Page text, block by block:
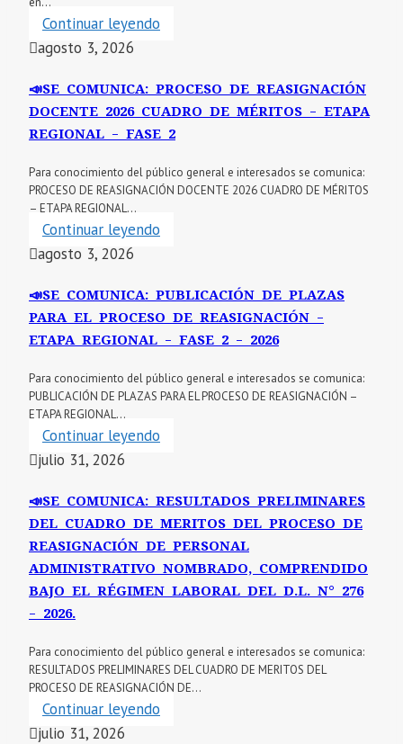
Continuar leyendo
agosto 3, 2026
📣SE COMUNICA: PROCESO DE REASIGNACIÓN
DOCENTE 2026 CUADRO DE MÉRITOS – ETAPA
REGIONAL – FASE 2
Para conocimiento del público general e interesados se comunica:
PROCESO DE REASIGNACIÓN DOCENTE 2026 CUADRO DE MÉRITOS
– ETAPA REGIONAL...
Continuar leyendo
agosto 3, 2026
📣SE COMUNICA: PUBLICACIÓN DE PLAZAS
PARA EL PROCESO DE REASIGNACIÓN –
ETAPA REGIONAL – FASE 2 – 2026
Para conocimiento del público general e interesados se comunica:
PUBLICACIÓN DE PLAZAS PARA EL PROCESO DE REASIGNACIÓN –
ETAPA REGIONAL...
Continuar leyendo
julio 31, 2026
📣SE COMUNICA: RESULTADOS PRELIMINARES
DEL CUADRO DE MERITOS DEL PROCESO DE
REASIGNACIÓN DE PERSONAL
ADMINISTRATIVO NOMBRADO, COMPRENDIDO
BAJO EL RÉGIMEN LABORAL DEL D.L. N° 276
– 2026.
Para conocimiento del público general e interesados se comunica:
RESULTADOS PRELIMINARES DEL CUADRO DE MERITOS DEL
PROCESO DE REASIGNACIÓN DE...
Continuar leyendo
julio 31, 2026